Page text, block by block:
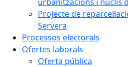
Projecte de
Servera
Processos electorals
Ofertes laborals
Oferta pública